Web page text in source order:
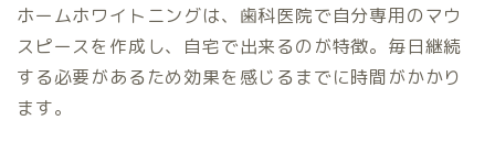
ホームホワイトニングは、歯科医院で自分専用のマウ
スピースを作成し、自宅で出来るのが特徴。毎日継続
する必要があるため効果を感じるまでに時間がかかり
ます。